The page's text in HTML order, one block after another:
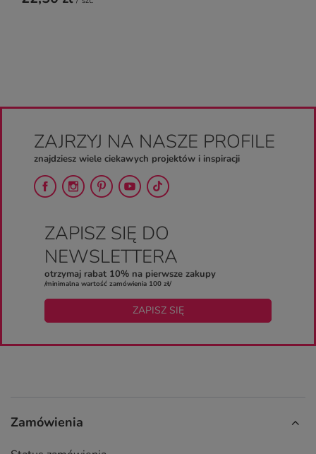
ZAJRZYJ NA NASZE PROFILE
znajdziesz wiele ciekawych projektów i inspiracji
ZAPISZ SIĘ DO
NEWSLETTERA
otrzymaj rabat 10% na pierwsze zakupy
/minimalna wartość zamówienia 100 zł/
ZAPISZ SIĘ
Zamówienia